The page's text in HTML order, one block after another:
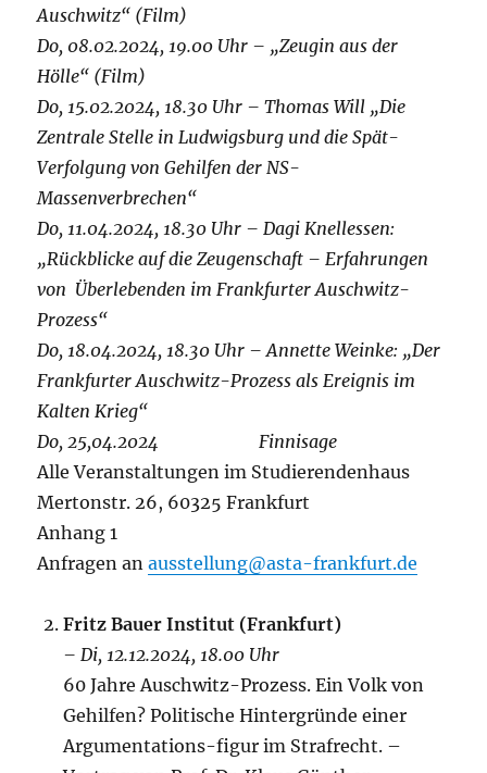
Auschwitz“ (Film)
Do, 08.02.2024, 19.00 Uhr – „Zeugin aus der
Hölle“ (Film)
Do, 15.02.2024, 18.30 Uhr – Thomas Will „Die
Zentrale Stelle in Ludwigsburg und die Spät-
Verfolgung von Gehilfen der NS-
Massenverbrechen“
Do, 11.04.2024, 18.30 Uhr – Dagi Knellessen:
„Rückblicke auf die Zeugenschaft – Erfahrungen
von Überlebenden im Frankfurter Auschwitz-
Prozess“
Do, 18.04.2024, 18.30 Uhr – Annette Weinke: „Der
Frankfurter Auschwitz-Prozess als Ereignis im
Kalten Krieg“
Do, 25,04.2024 Finnisage
Alle Veranstaltungen im Studierendenhaus
Mertonstr. 26, 60325 Frankfurt
Anhang 1
Anfragen anausstellung@asta-frankfurt.de
Fritz Bauer Institut (Frankfurt)
– Di, 12.12.2024, 18.00 Uhr
60 Jahre Auschwitz-Prozess. Ein Volk von
Gehilfen? Politische Hintergründe einer
Argumentations-figur im Strafrecht. –